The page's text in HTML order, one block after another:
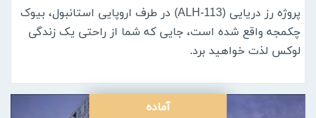
پروژه رز دریایی (ALH-113) در طرف اروپایی استانبول، بیوک
چکمجه واقع شده است، جایی که شما از راحتی یک زندگی
لوکس لذت خواهید برد.
آماده